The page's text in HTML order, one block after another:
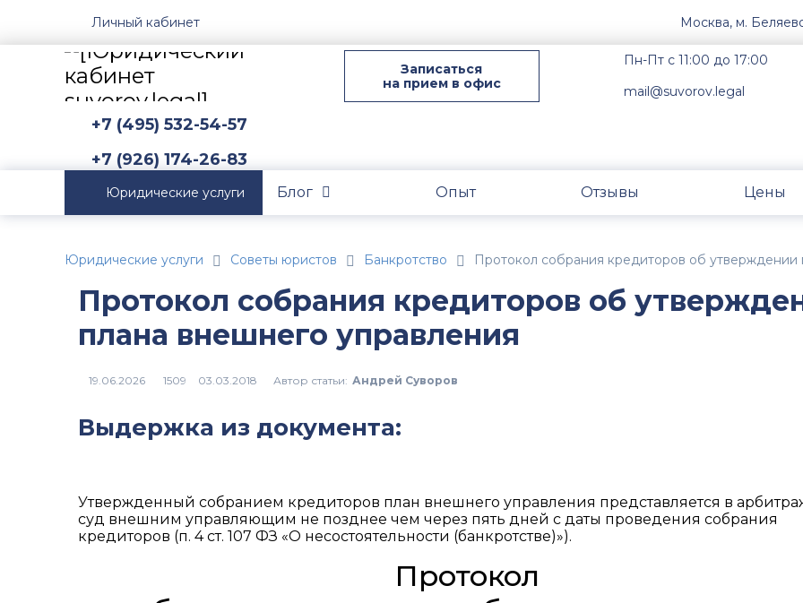
Личный кабинет Москва, м.
Записаться
на прием в офис
Пн-Пт с 11:00 до 17:00
mail@suvorov.legal
+7 (495) 532-54-57
+7 (926) 174-26-83
Юридические услуги Блог Опыт Отзывы Цены
Юридические услуги Советы юристов Банкротство Протокол собрания кредиторов об утверждении
Протокол собрания кредиторов об
плана внешнего управления
1509 Автор статьи: Андрей Суворов
Выдержка из документа:
Утвержденный собранием кредиторов план внешнего управления представляется в
суд внешним управляющим не позднее чем через пять дней с даты проведения собрания
кредиторов (п. 4 ст. 107 ФЗ «О несостоятельности (банкротстве)»).
Протокол